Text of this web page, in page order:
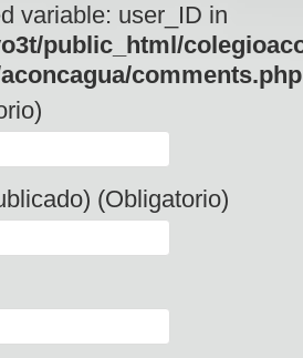
variable: user_ID in
public_html/
comments.php
(Obligatorio)